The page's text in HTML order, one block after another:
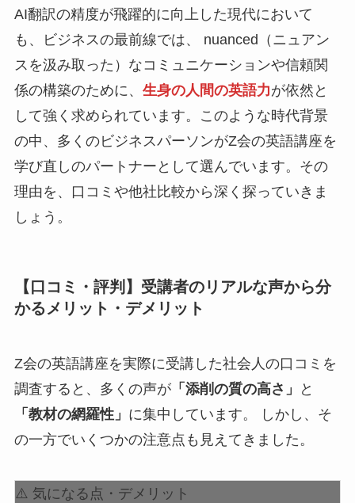
AI翻訳の精度が飛躍的に向上した現代において
も、ビジネスの最前線では、 nuanced（ニュアン
スを汲み取った）なコミュニケーションや信頼関
係の構築のために、 生身の人間の英語力が依然と
して強く求められています。このような時代背景
の中、多くのビジネスパーソンがZ会の英語講座を
学び直しのパートナーとして選んでいます。その
理由を、口コミや他社比較から深く探っていきま
しょう。
【口コミ・評判】受講者のリアルな声から分
かるメリット・デメリット
Z会の英語講座を実際に受講した社会人の口コミを
調査すると、多くの声が「添削の質の高さ」
と
「教材の網羅性」 に集中しています。 しかし、そ
の一方でいくつかの注意点も見えてきました。
⚠️ 気になる点・デメリット